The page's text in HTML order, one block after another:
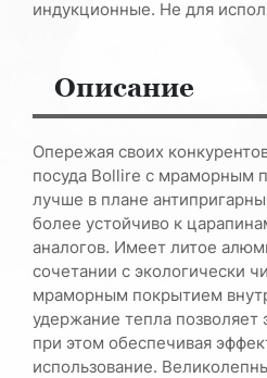
индукционные. Не для
Описание
Опережая своих
посуда Bollire с мраморным
лучше в плане
более устойчиво к
аналогов. Имеет литое
сочетании с экологически
мраморным покрытием
удержание тепла позволяет
при этом обеспечивая
использование.